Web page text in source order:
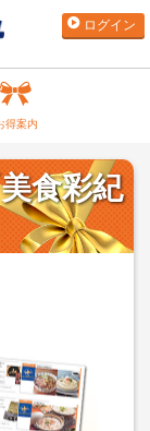
ログイン
得案内
食彩紀